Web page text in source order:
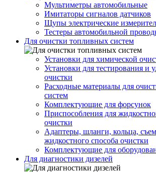
Мультиметры автомобильные
Имитаторы сигналов датчиков
Щупы электрические
Тестеры автомобильной
Для очистки топливных систем
Установки для химической
Установки для тестирования и
очистки
Расходные материалы для
систем
Комплектующие для форсунок
Приспособления для
очистки
Адаптеры, шланги, кольца,
жидкостного способа очистки
Комплектующие для
Для диагностики дизелей